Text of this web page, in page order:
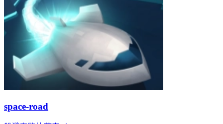
space-road